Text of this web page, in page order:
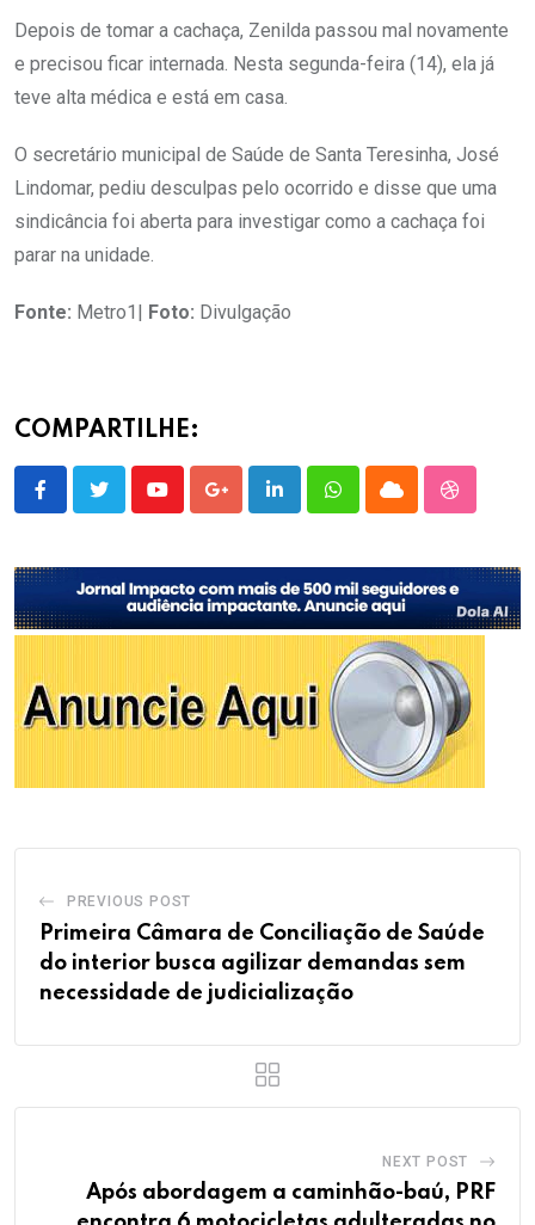
Depois de tomar a cachaça, Zenilda passou mal novamente
e precisou ficar internada. Nesta segunda-feira (14), ela já
teve alta médica e está em casa.
O secretário municipal de Saúde de Santa Teresinha, José
Lindomar, pediu desculpas pelo ocorrido e disse que uma
sindicância foi aberta para investigar como a cachaça foi
parar na unidade.
Fonte: Metro1| Foto: Divulgação
COMPARTILHE:
YoutubeGoogle+LinkedInWhatsappCloud
PREVIOUS POST
Primeira Câmara de Conciliação de Saúde
do interior busca agilizar demandas sem
necessidade de judicialização
NEXT POST
Após abordagem a caminhão-baú, PRF